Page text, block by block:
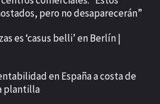
pero no desaparecerán”
es ‘casus belli’ en Berlín |
en España a costa de
plantilla